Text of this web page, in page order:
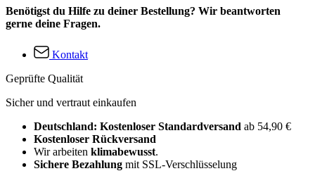
Benötigst du Hilfe zu deiner Bestellung? Wir beantworten
gerne deine Fragen.
Kontakt
Geprüfte Qualität
Sicher und vertraut einkaufen
Deutschland: Kostenloser Standardversand ab 54,90 €
Kostenloser Rückversand
Wir arbeiten klimabewusst.
Sichere Bezahlung mit SSL-Verschlüsselung